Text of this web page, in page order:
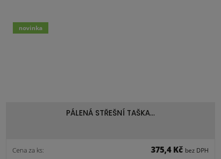
PÁLENÁ STŘEŠNÍ TAŠKA…
Cena za ks: 375,4 Kč bez DPH
novinka